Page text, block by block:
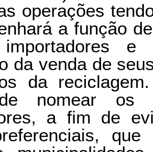
operações
a função
e
da venda de
da
nomear os
a fim de
que